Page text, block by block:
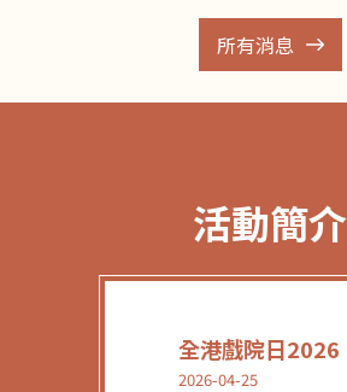
所有消息
活動簡介
全港戲院日2026
2026-04-25